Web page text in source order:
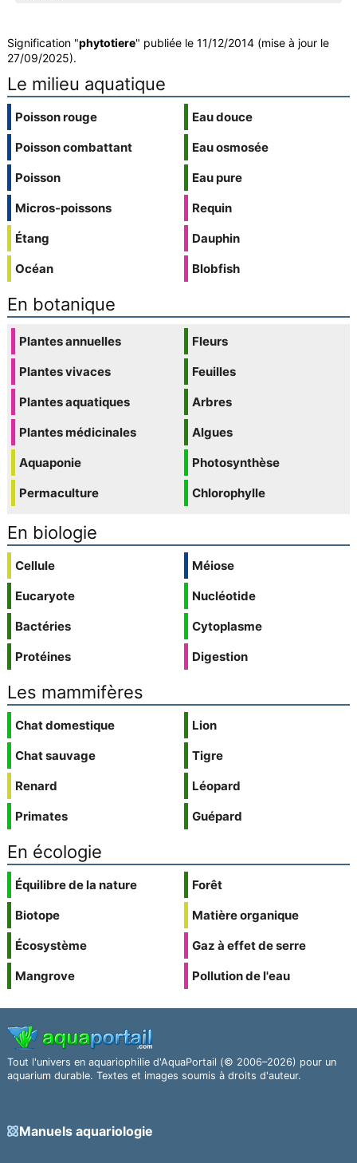
Signification "phytotiere" publiée le 11/12/2014 (mise à jour le
27/09/2025).
Le milieu aquatique
Poisson rouge
Poisson combattant
Poisson
Micros-poissons
Étang
Océan
Eau douce
Eau osmosée
Eau pure
Requin
Dauphin
Blobfish
En botanique
Plantes annuelles
Plantes vivaces
Plantes aquatiques
Plantes médicinales
Aquaponie
Permaculture
Fleurs
Feuilles
Arbres
Algues
Photosynthèse
Chlorophylle
En biologie
Cellule
Eucaryote
Bactéries
Protéines
Méiose
Nucléotide
Cytoplasme
Digestion
Les mammifères
Chat domestique
Chat sauvage
Renard
Primates
Lion
Tigre
Léopard
Guépard
En écologie
Équilibre de la nature
Biotope
Écosystème
Mangrove
Forêt
Matière organique
Gaz à effet de serre
Pollution de l'eau
Tout l'univers en aquariophilie d'AquaPortail (© 2006–2026) pour un
aquarium durable. Textes et images soumis à droits d'auteur.
Manuels aquariologie